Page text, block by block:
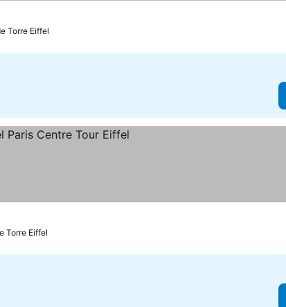
Torre Eiffel
Torre Eiffel